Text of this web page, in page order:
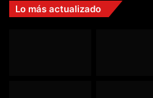
Lo más actualizado